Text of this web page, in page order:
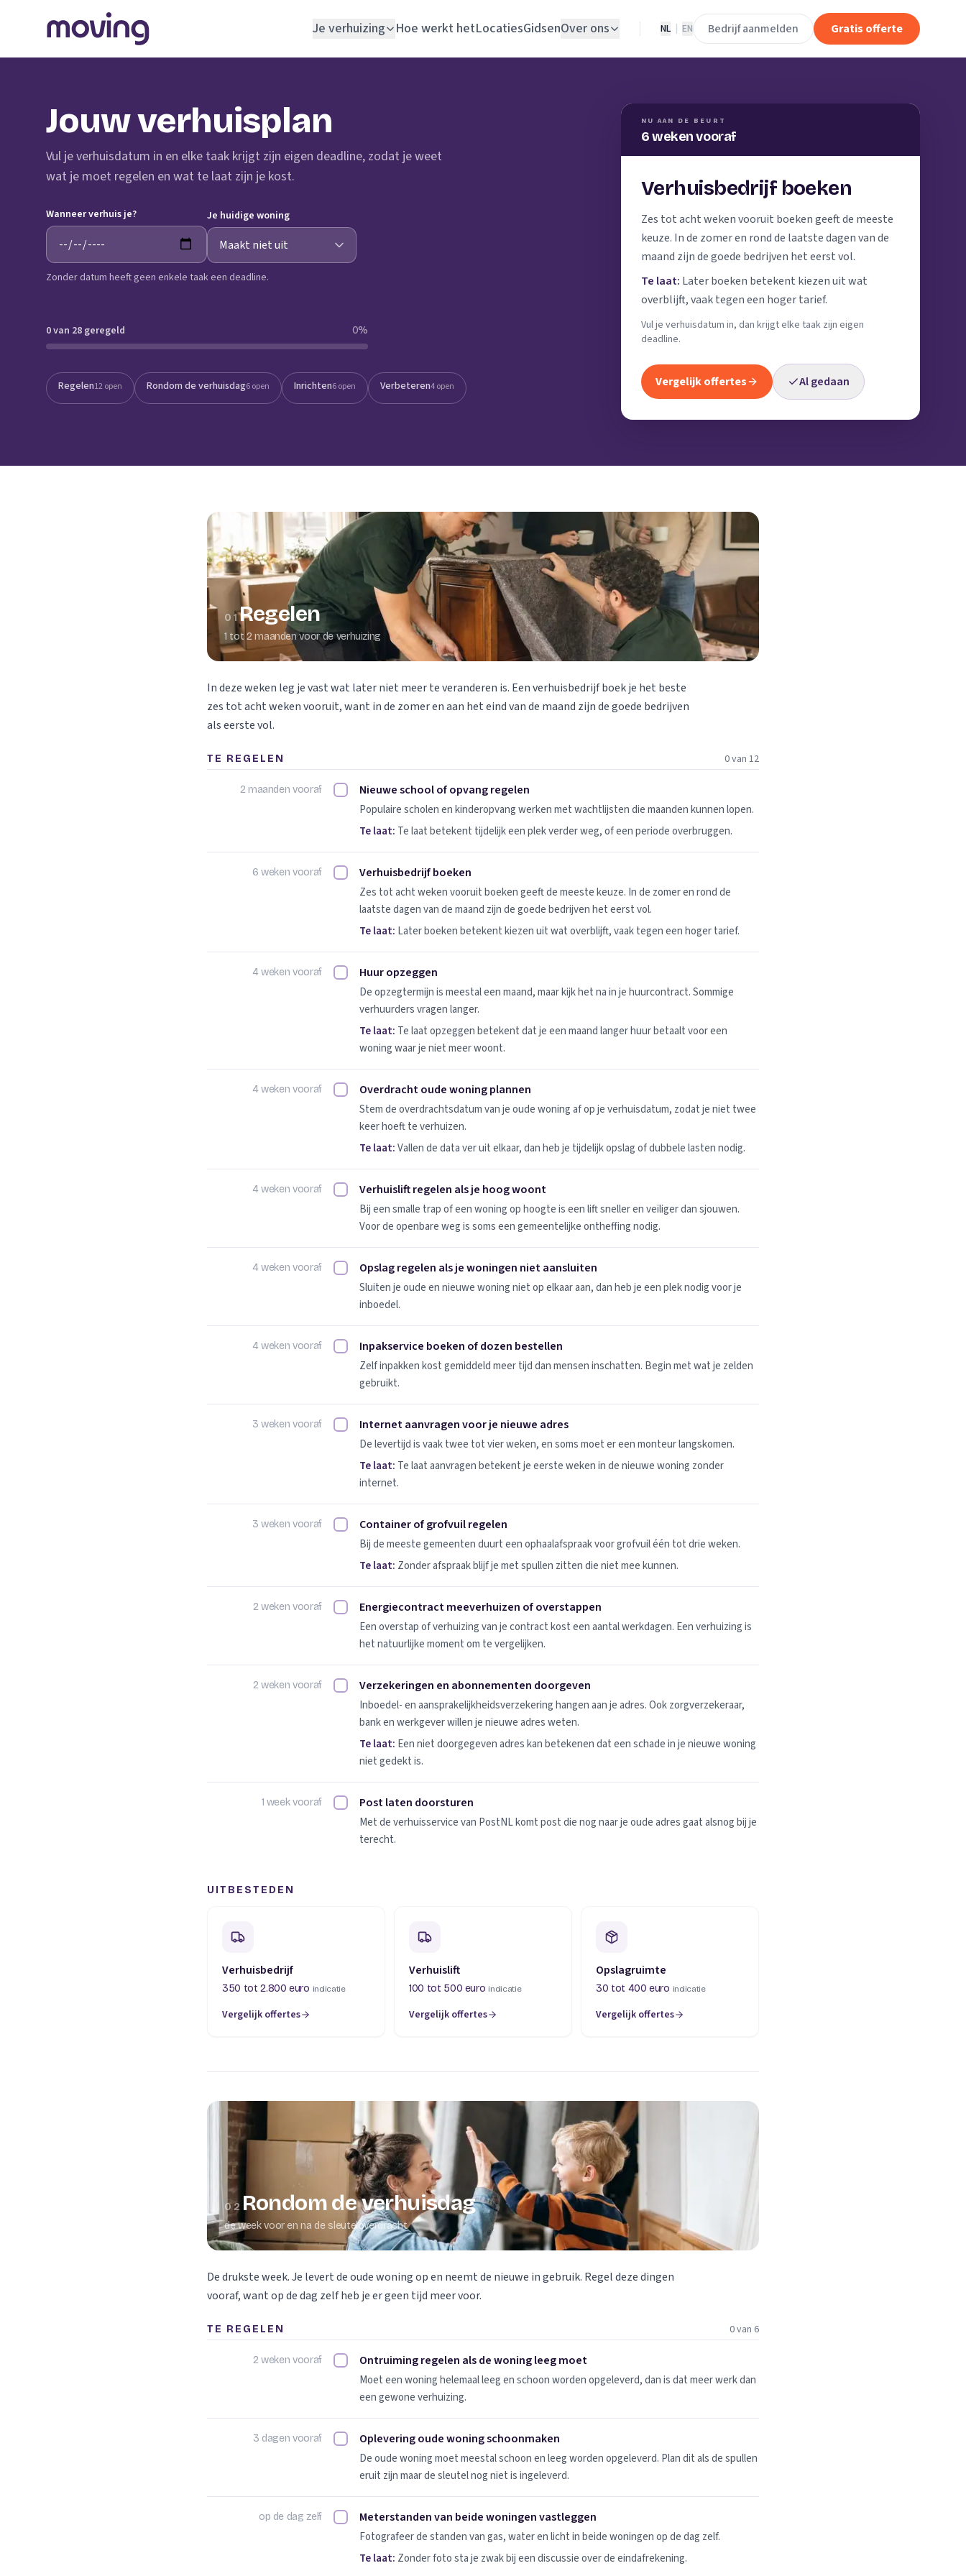
Je verhuizing
Opslagruimte
Schoonmaakbedrijf
Schildersbedrijf
Klusjesman
Loodgieter
Slotenmaker
Hoe werkt hetLocatiesGidsenOver ons NL EN Bedrijf aanmelden Gratis offerte
Jouw verhuisplan
Vul je verhuisdatum in en elke taak krijgt zijn eigen deadline, zodat je weet
wat je moet regelen en wat te laat zijn je kost.
Wanneer verhuis je? Je huidige woning
Zonder datum heeft geen enkele taak een deadline.
NU AAN DE BEURT
6 weken vooraf
Verhuisbedrijf boeken
Zes tot acht weken vooruit boeken geeft de meeste
keuze. In de zomer en rond de laatste dagen van de
maand zijn de goede bedrijven het eerst vol.
Te laat: Later boeken betekent kiezen uit wat
overblijft, vaak tegen een hoger tarief.
Vul je verhuisdatum in, dan krijgt elke taak zijn eigen
deadline.
Vergelijk offertes Al gedaan
0 van 28 geregeld 0%
Regelen12 open Rondom de verhuisdag6 open Inrichten6 open Verbeteren4 open
01Regelen
1 tot 2 maanden voor de verhuizing
In deze weken leg je vast wat later niet meer te veranderen is. Een verhuisbedrijf boek je het beste
zes tot acht weken vooruit, want in de zomer en aan het eind van de maand zijn de goede bedrijven
als eerste vol.
TE REGELEN 0 van 12
2 maanden vooraf Nieuwe school of opvang regelen afvinken
Nieuwe school of opvang regelen
Populaire scholen en kinderopvang werken met wachtlijsten die maanden kunnen lopen.
Te laat: Te laat betekent tijdelijk een plek verder weg, of een periode overbruggen.
6 weken vooraf Verhuisbedrijf boeken afvinken
Verhuisbedrijf boeken
Zes tot acht weken vooruit boeken geeft de meeste keuze. In de zomer en rond de
laatste dagen van de maand zijn de goede bedrijven het eerst vol.
Te laat: Later boeken betekent kiezen uit wat overblijft, vaak tegen een hoger tarief.
4 weken vooraf Huur opzeggen afvinken
Huur opzeggen
De opzegtermijn is meestal een maand, maar kijk het na in je huurcontract. Sommige
verhuurders vragen langer.
Te laat: Te laat opzeggen betekent dat je een maand langer huur betaalt voor een
woning waar je niet meer woont.
4 weken vooraf Overdracht oude woning plannen afvinken
Overdracht oude woning plannen
Stem de overdrachtsdatum van je oude woning af op je verhuisdatum, zodat je niet twee
keer hoeft te verhuizen.
Te laat:Vallen de data ver uit elkaar, dan heb je tijdelijk opslag of dubbele lasten nodig.
4 weken vooraf Verhuislift regelen als je hoog woont afvinken
Verhuislift regelen als je hoog woont
Bij een smalle trap of een woning op hoogte is een lift sneller en veiliger dan sjouwen.
Voor de openbare weg is soms een gemeentelijke ontheffing nodig.
4 weken vooraf Opslag regelen als je woningen niet aansluiten afvinken
Opslag regelen als je woningen niet aansluiten
Sluiten je oude en nieuwe woning niet op elkaar aan, dan heb je een plek nodig voor je
inboedel.
4 weken vooraf Inpakservice boeken of dozen bestellen afvinken
Inpakservice boeken of dozen bestellen
Zelf inpakken kost gemiddeld meer tijd dan mensen inschatten. Begin met wat je zelden
gebruikt.
3 weken vooraf Internet aanvragen voor je nieuwe adres afvinken
Internet aanvragen voor je nieuwe adres
De levertijd is vaak twee tot vier weken, en soms moet er een monteur langskomen.
Te laat: Te laat aanvragen betekent je eerste weken in de nieuwe woning zonder
internet.
3 weken vooraf Container of grofvuil regelen afvinken
Container of grofvuil regelen
Bij de meeste gemeenten duurt een ophaalafspraak voor grofvuil één tot drie weken.
Te laat: Zonder afspraak blijf je met spullen zitten die niet mee kunnen.
2 weken vooraf Energiecontract meeverhuizen of overstappen afvinken
Energiecontract meeverhuizen of overstappen
Een overstap of verhuizing van je contract kost een aantal werkdagen. Een verhuizing is
het natuurlijke moment om te vergelijken.
2 weken vooraf Verzekeringen en abonnementen doorgeven afvinken
Verzekeringen en abonnementen doorgeven
Inboedel- en aansprakelijkheidsverzekering hangen aan je adres. Ook zorgverzekeraar,
bank en werkgever willen je nieuwe adres weten.
Te laat: Een niet doorgegeven adres kan betekenen dat een schade in je nieuwe woning
niet gedekt is.
1 week vooraf Post laten doorsturen afvinken
Post laten doorsturen
Met de verhuisservice van PostNL komt post die nog naar je oude adres gaat alsnog bij je
terecht.
UITBESTEDEN
Verhuisbedrijf
350 tot 2.800 euro indicatie
Vergelijk offertes
(opent in een nieuw tabblad)
Verhuislift
100 tot 500 euro indicatie
Vergelijk offertes
(opent in een nieuw tabblad)
Opslagruimte
30 tot 400 euro indicatie
Vergelijk offertes
(opent in een nieuw tabblad)
02 Rondom de verhuisdag
de week voor en na de sleuteloverdracht
De drukste week. Je levert de oude woning op en neemt de nieuwe in gebruik. Regel deze dingen
vooraf, want op de dag zelf heb je er geen tijd meer voor.
TE REGELEN 0 van 6
2 weken vooraf Ontruiming regelen als de woning leeg moet afvinken
Ontruiming regelen als de woning leeg moet
Moet een woning helemaal leeg en schoon worden opgeleverd, dan is dat meer werk dan
een gewone verhuizing.
3 dagen vooraf Oplevering oude woning schoonmaken afvinken
Oplevering oude woning schoonmaken
De oude woning moet meestal schoon en leeg worden opgeleverd. Plan dit als de spullen
eruit zijn maar de sleutel nog niet is ingeleverd.
op de dag zelf Meterstanden van beide woningen vastleggen afvinken
Meterstanden van beide woningen vastleggen
Fotografeer de standen van gas, water en licht in beide woningen op de dag zelf.
Te laat: Zonder foto sta je zwak bij een discussie over de eindafrekening.